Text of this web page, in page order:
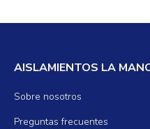
AISLAMIENTOS LA
Sobre nosotros
Preguntas frecuentes